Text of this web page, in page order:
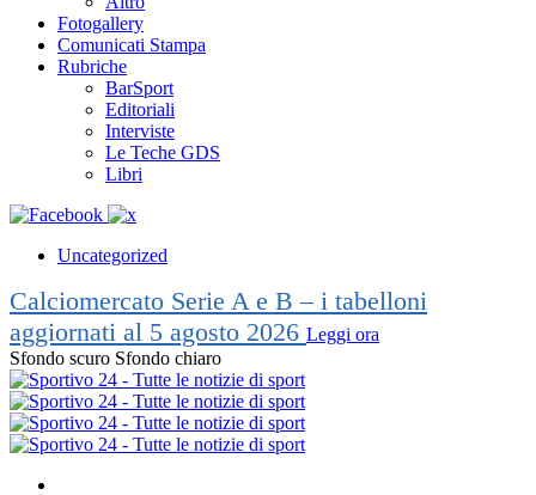
Fotogallery
Comunicati Stampa
Rubriche
BarSport
Editoriali
Interviste
Le Teche GDS
Libri
Uncategorized
Calciomercato Serie A e B – i tabelloni
aggiornati al 5 agosto 2026 Leggi ora
Sfondo scuro Sfondo chiaro